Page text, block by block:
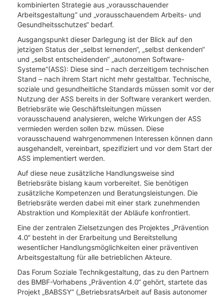
kombinierten Strategie aus „vorausschauender
Arbeitsgestaltung“ und „vorausschauendem Arbeits- und
Gesundheitsschutzes“ bedarf.
Ausgangspunkt dieser Darlegung ist der Blick auf den
jetzigen Status der „selbst lernenden“, „selbst denkenden“
und „selbst entscheidenden“ „autonomen Software-
Systeme“(ASS): Diese sind – nach derzeitigem technischen
Stand – nach ihrem Start nicht mehr gestaltbar. Technische,
soziale und gesundheitliche Standards müssen somit vor der
Nutzung der ASS bereits in der Software verankert werden.
Betriebsräte wie Geschäftsleitungen müssen
vorausschauend analysieren, welche Wirkungen der ASS
vermieden werden sollen bzw. müssen. Diese
vorausschauend wahrgenommenen Interessen können dann
ausgehandelt, vereinbart, spezifiziert und vor dem Start der
ASS implementiert werden.
Auf diese neue zusätzliche Handlungsweise sind
Betriebsräte bislang kaum vorbereitet. Sie benötigen
zusätzliche Kompetenzen und Beratungsleistungen. Die
Betriebsräte werden dabei mit einer stark zunehmenden
Abstraktion und Komplexität der Abläufe konfrontiert.
Eine der zentralen Zielsetzungen des Projektes „Prävention
4.0“ besteht in der Erarbeitung und Bereitstellung
wesentlicher Handlungsmöglichkeiten einer präventiven
Arbeitsgestaltung für alle betrieblichen Akteure.
Das Forum Soziale Technikgestaltung, das zu den Partnern
des BMBF-Vorhabens „Prävention 4.0“ gehört, startete das
Projekt „BABSSY“ („BetriebsratsArbeit auf Basis autonomer